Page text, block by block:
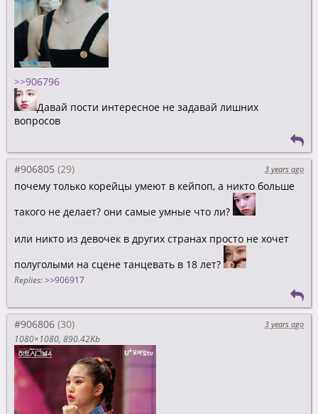
>>906796
Давай пости интересное не задавай лишних
вопросов
#906805 3 years ago
почему только корейцы умеют в кейпоп, а никто больше
такого не делает? они самые умные что ли?
или никто из девочек в других странах просто не хочет
полуголыми на сцене танцевать в 18 лет?
Replies: >>906917
#906806
3 years ago
1080×1080 890.42Kb